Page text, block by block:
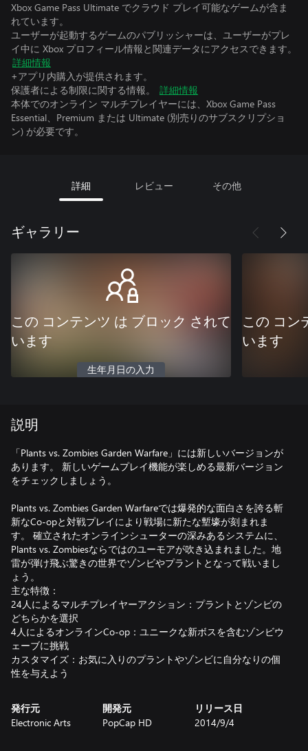
Xbox Game Pass Ultimate でクラウド プレイ可能なゲームが含ま
れています。
ユーザーが起動するゲームのパブリッシャーは、ユーザーがプレ
イ中に Xbox プロフィール情報と関連データにアクセスできます。
詳細情報
+アプリ内購入が提供されます。
保護者による制限に関する情報。
詳細情報
本体でのオンライン マルチプレイヤーには、Xbox Game Pass
Essential、Premium または Ultimate (別売りのサブスクリプショ
ン) が必要です。
詳細 レビュー その他
ギャラリー
この コンテンツ は ブロック されて
います
生年月日の入力
この コン
います
説明
「Plants vs. Zombies Garden Warfare」には新しいバージョンが
あります。 新しいゲームプレイ機能が楽しめる最新バージョン
をチェックしましょう。
Plants vs. Zombies Garden Warfareでは爆発的な面白さを誇る斬
新なCo-opと対戦プレイにより戦場に新たな塹壕が刻まれま
す。 確立されたオンラインシューターの深みあるシステムに、
Plants vs. Zombiesならではのユーモアが吹き込まれました。地
雷が弾け飛ぶ驚きの世界でゾンビやプラントとなって戦いまし
ょう。
主な特徴：
24人によるマルチプレイヤーアクション：プラントとゾンビの
どちらかを選択
4人によるオンラインCo-op：ユニークな新ボスを含むゾンビウ
ェーブに挑戦
カスタマイズ：お気に入りのプラントやゾンビに自分なりの個
性を与えよう
発行元
Electronic Arts
開発元
PopCap HD
リリース日
2014/9/4